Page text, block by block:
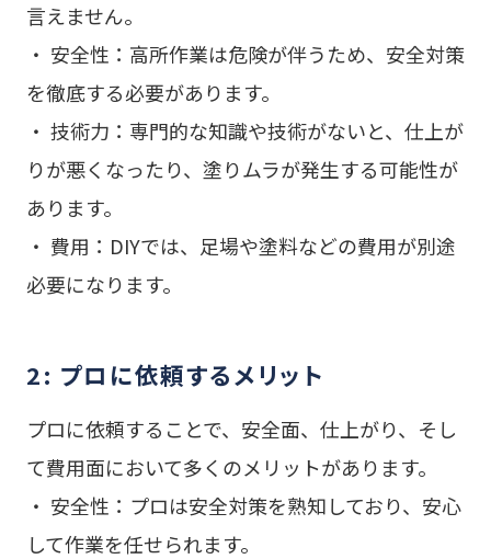
言えません。
・ 安全性：高所作業は危険が伴うため、安全対策
を徹底する必要があります。
・ 技術力：専門的な知識や技術がないと、仕上が
りが悪くなったり、塗りムラが発生する可能性が
あります。
・ 費用：DIYでは、足場や塗料などの費用が別途
必要になります。
2: プロに依頼するメリット
プロに依頼することで、安全面、仕上がり、そし
て費用面において多くのメリットがあります。
・ 安全性：プロは安全対策を熟知しており、安心
して作業を任せられます。